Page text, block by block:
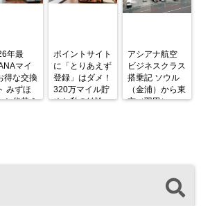
年最
マイ
得な交換
みずほ
と代替え
ポイントサイト
に「とりあえず
登録」はダメ！
320万マイル貯
めた私の結論
アシアナ航空
ビジネスクラス
搭乗記 ソウル
（金浦）から東
京（羽田）